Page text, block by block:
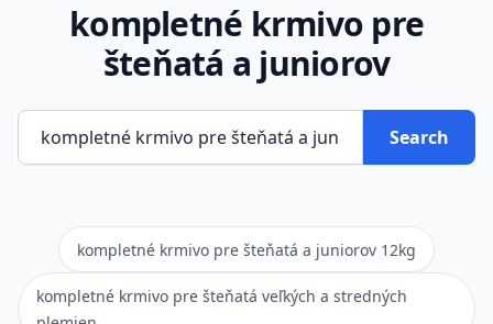
kompletné krmivo pre
šteňatá a juniorov
Search
kompletné krmivo pre šteňatá a juniorov 12kg
kompletné krmivo pre šteňatá veľkých a stredných